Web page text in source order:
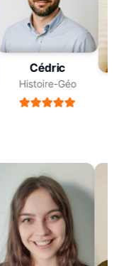
Cédric
Histoire-Géo